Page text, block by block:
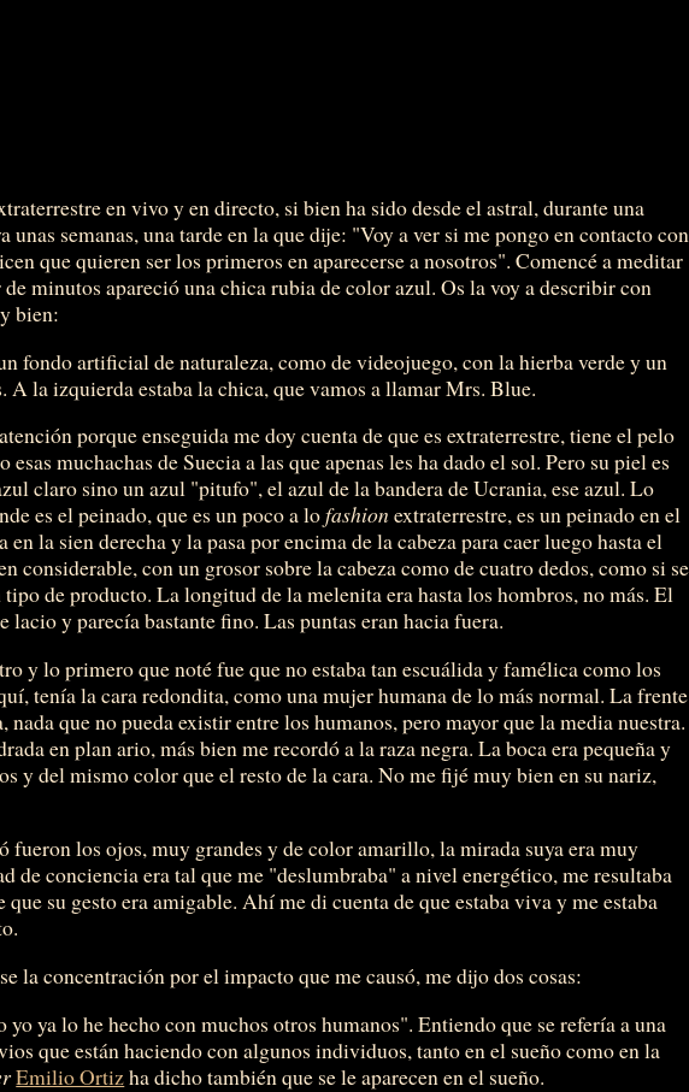
en vivo y en directo, si bien ha sido desde el astral, durante una
unas semanas, una tarde en la que dije: "Voy a ver si me pongo en contacto con
que quieren ser los primeros en aparecerse a nosotros". Comencé a meditar
minutos apareció una chica rubia de color azul. Os la voy a describir con
bien:
fondo artificial de naturaleza, como de videojuego, con la hierba verde y un
A la izquierda estaba la chica, que vamos a llamar Mrs. Blue.
porque enseguida me doy cuenta de que es extraterrestre, tiene el pelo
muchachas de Suecia a las que apenas les ha dado el sol. Pero su piel es
claro sino un azul "pitufo", el azul de la bandera de Ucrania, ese azul. Lo
es el peinado, que es un poco a lofashion extraterrestre, es un peinado en el
en la sien derecha y la pasa por encima de la cabeza para caer luego hasta el
considerable, con un grosor sobre la cabeza como de cuatro dedos, como si se
de producto. La longitud de la melenita era hasta los hombros, no más. El
lacio y parecía bastante fino. Las puntas eran hacia fuera.
y lo primero que noté fue que no estaba tan escuálida y famélica como los
tenía la cara redondita, como una mujer humana de lo más normal. La frente
nada que no pueda existir entre los humanos, pero mayor que la media nuestra.
en plan ario, más bien me recordó a la raza negra. La boca era pequeña y
y del mismo color que el resto de la cara. No me fijé muy bien en su nariz,
fueron los ojos, muy grandes y de color amarillo, la mirada suya era muy
de conciencia era tal que me "deslumbraba" a nivel energético, me resultaba
que su gesto era amigable. Ahí me di cuenta de que estaba viva y me estaba
la concentración por el impacto que me causó, me dijo dos cosas:
ya lo he hecho con muchos otros humanos". Entiendo que se refería a una
que están haciendo con algunos individuos, tanto en el sueño como en la
Emilio Ortizha dicho también que se le aparecen en el sueño.